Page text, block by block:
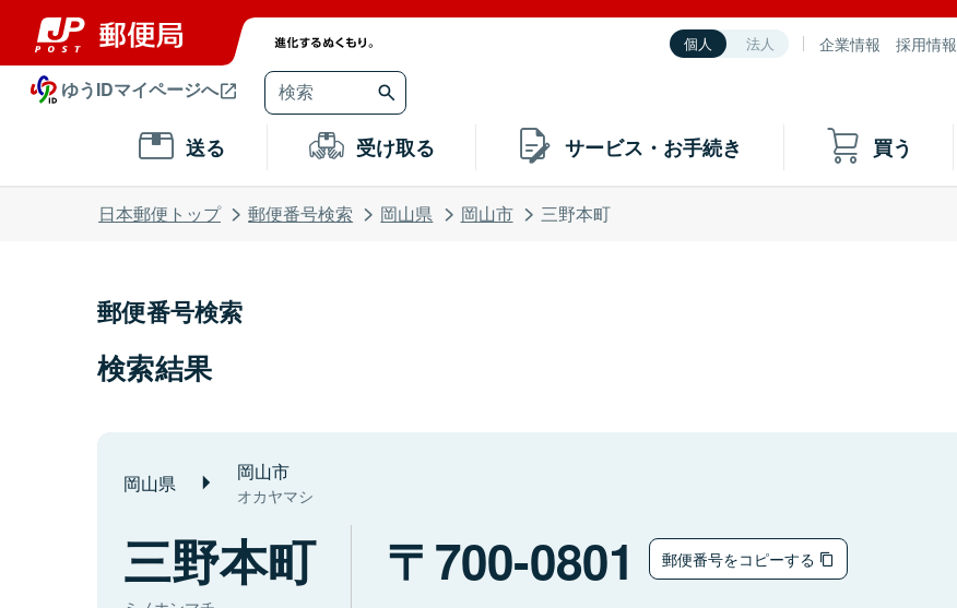
個人 法人 企業情報 採用情報
ゆうIDマイページへ
送る 受け取る サービス・お手続き 買う
日本郵便トップ 郵便番号検索 岡山県 岡山市 三野本町
郵便番号検索
検索結果
岡山県 岡山市
オカヤマシ
三野本町 700-0801 郵便番号をコピーする